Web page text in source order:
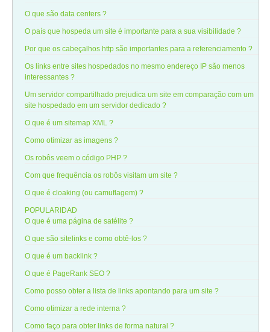
O que são data centers ?
O país que hospeda um site é importante para a sua visibilidade ?
Por que os cabeçalhos http são importantes para a referenciamento ?
Os links entre sites hospedados no mesmo endereço IP são menos
interessantes ?
Um servidor compartilhado prejudica um site em comparação com um
site hospedado em um servidor dedicado ?
O que é um sitemap XML ?
Como otimizar as imagens ?
Os robôs veem o código PHP ?
Com que frequência os robôs visitam um site ?
O que é cloaking (ou camuflagem) ?
POPULARIDAD
O que é uma página de satélite ?
O que são sitelinks e como obtê-los ?
O que é um backlink ?
O que é PageRank SEO ?
Como posso obter a lista de links apontando para um site ?
Como otimizar a rede interna ?
Como faço para obter links de forma natural ?